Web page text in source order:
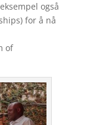
også
for å nå
of